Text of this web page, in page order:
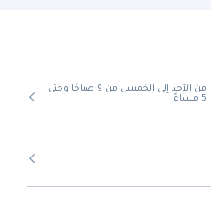
من الأحد إلى الخميس من 9 صباحًا وحتى
5 مساءً